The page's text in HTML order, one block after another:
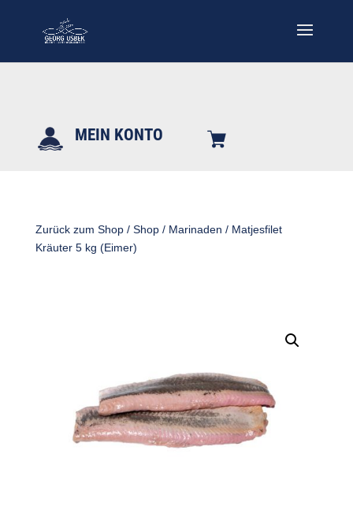
MEIN KONTO
Zurück zum Shop/ Shop/ Marinaden / Matjesfilet
Kräuter 5 kg (Eimer)